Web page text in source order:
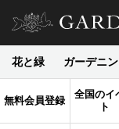
花と緑 ガーデニ
無料会員登録
全国のイ
ト